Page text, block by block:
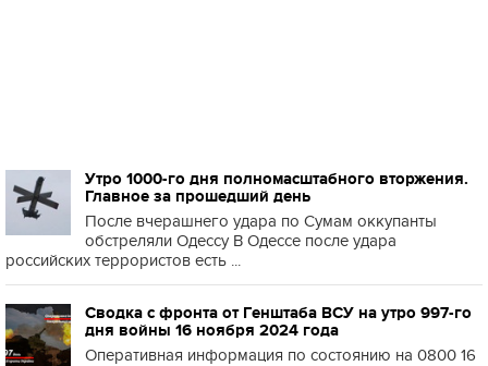
Утро 1000-го дня полномасштабного вторжения.
Главное за прошедший день
После вчерашнего удара по Сумам оккупанты
обстреляли Одессу В Одессе после удара
российских террористов есть ...
Сводка с фронта от Генштаба ВСУ на утро 997-го
дня войны 16 ноября 2024 года
Оперативная информация по состоянию на 0800 16